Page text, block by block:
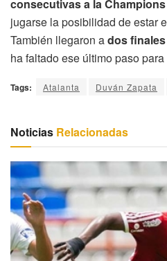
consecutivas a la
jugarse la posibilidad de estar
También llegaron ados
ha faltado ese último paso
Tags: Atalanta Duván Zapata
Noticias Relacionadas